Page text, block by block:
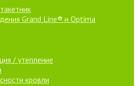
Grand Line® и Optima
/ утепление
кровли